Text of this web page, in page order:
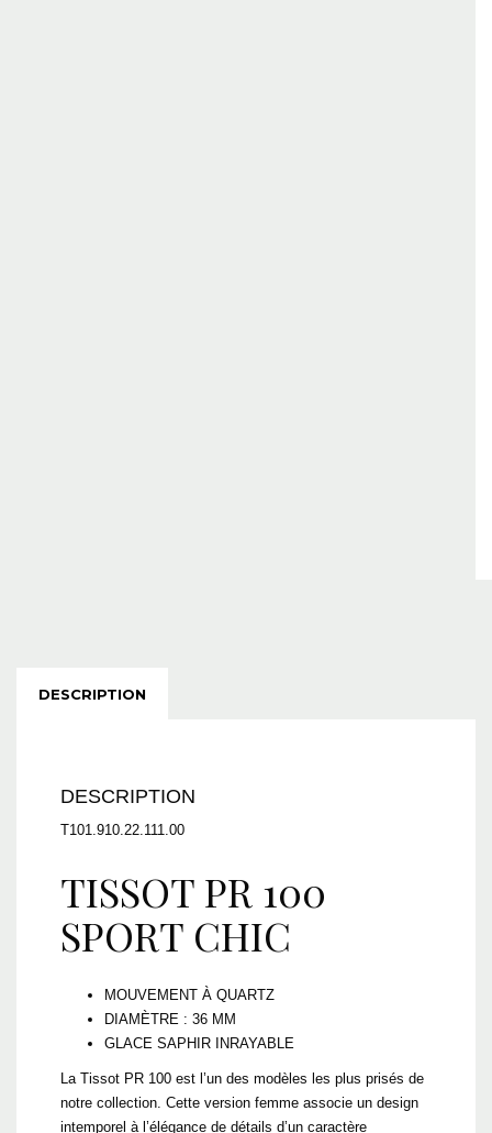
DESCRIPTION
DESCRIPTION
T101.910.22.111.00
TISSOT PR 100
SPORT CHIC
MOUVEMENT À QUARTZ
DIAMÈTRE : 36 MM
GLACE SAPHIR INRAYABLE
La Tissot PR 100 est l’un des modèles les plus prisés de
notre collection. Cette version femme associe un design
intemporel à l’élégance de détails d’un caractère